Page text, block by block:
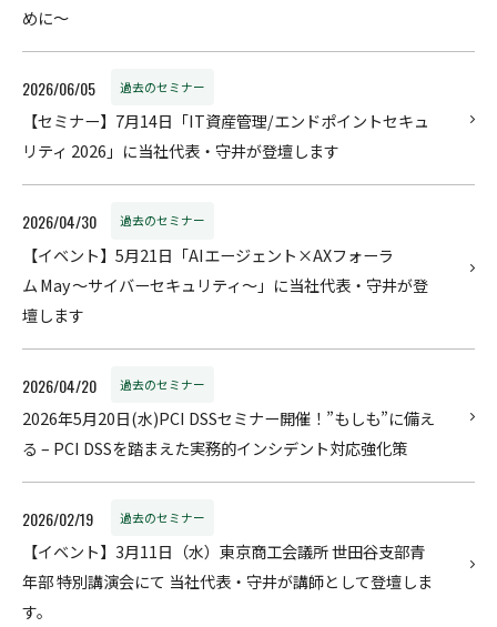
めに～
2026/06/05 過去のセミナー
【セミナー】7月14日「IT資産管理/エンドポイントセキュ
リティ 2026」に当社代表・守井が登壇します
2026/04/30 過去のセミナー
【イベント】5月21日「AIエージェント×AXフォーラ
ム May ～サイバーセキュリティ～」に当社代表・守井が登
壇します
2026/04/20 過去のセミナー
2026年5月20日(水)PCI DSSセミナー開催！”もしも”に備え
る – PCI DSSを踏まえた実務的インシデント対応強化策
2026/02/19 過去のセミナー
【イベント】3月11日（水）東京商工会議所 世田谷支部青
年部 特別講演会にて 当社代表・守井が講師として登壇しま
す。